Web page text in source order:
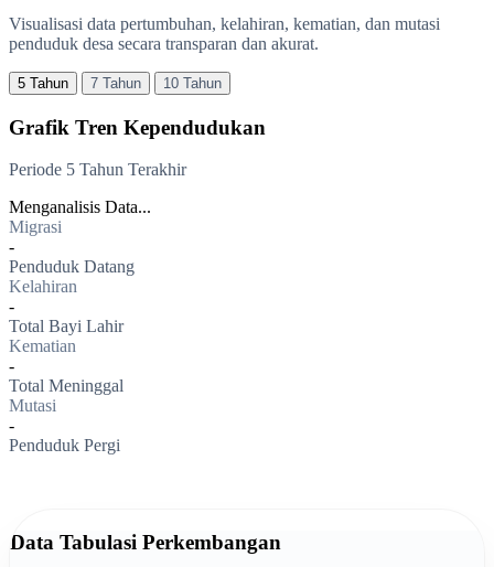
Visualisasi data pertumbuhan, kelahiran, kematian, dan mutasi
penduduk desa secara transparan dan akurat.
5 Tahun 7 Tahun 10 Tahun
Grafik Tren Kependudukan
Periode 5 Tahun Terakhir
Menganalisis Data...
Migrasi
-
Penduduk Datang
Kelahiran
-
Total Bayi Lahir
Kematian
-
Total Meninggal
Mutasi
-
Penduduk Pergi
Data Tabulasi Perkembangan